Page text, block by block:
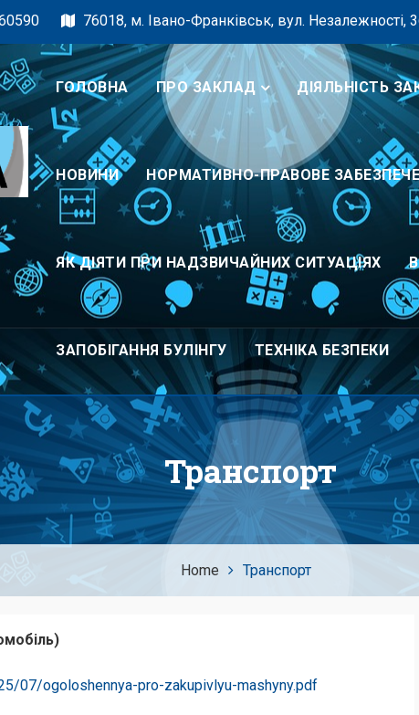
76018, м. Івано-Франківськ, вул. Незалежності,
ГОЛОВНА ПРО ЗАКЛАД ДІЯЛЬНІСТЬ
НОВИНИ НОРМАТИВНО-ПРАВОВЕ
ЯК ДІЯТИ ПРИ НАДЗВИЧАЙНИХ СИТУАЦІЯХ
ЗАПОБІГАННЯ БУЛІНГУ ТЕХНІКА БЕЗПЕКИ
Транспорт
Home Транспорт
07/ogoloshennya-pro-zakupivlyu-mashyny.pdf